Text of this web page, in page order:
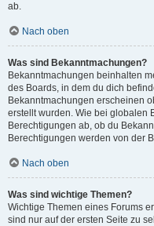
ab.
Nach oben
Was sind Bekanntmachungen?
Bekanntmachungen beinhalten
des Boards, in dem du dich
Bekanntmachungen erscheinen
erstellt wurden. Wie bei globalen
Berechtigungen ab, ob du
Berechtigungen werden von der
Nach oben
Was sind wichtige Themen?
Wichtige Themen eines Forums
sind nur auf der ersten Seite zu